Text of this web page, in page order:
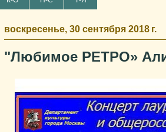
воскресенье, 30 сентября 2018 г.
"Любимое РЕТРО»